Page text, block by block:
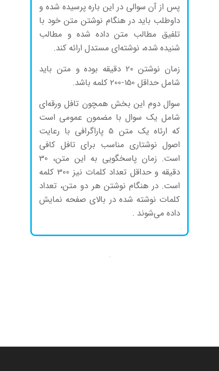
پس از آن سوالی در این باره پرسیده شده و
داوطلب باید در هنگام نوشتن متن خود با
تلفیق مطالب متن داده شده و مطالب
شنیده شده، نوشته‌ای مستدل ارائه کند.
زمان نوشتن 20 دقیقه بوده و متن باید
شامل حداقل 150-200 کلمه باشد.
سوال دوم این بخش همچون تافل ورقه‌ای
شامل یک سوال با مضمون عمومی است
که ارئاه یک متن 5 پاراگرافی با رعایت
اصول نوشتاری مناسب برای تافل کافی
است. زمان پاسخگویی به این متن، 30
دقیقه و حداقل تعداد کلمات نیز 300 کلمه
است. در هنگام نوشتن هر دو متن، تعداد
کلمات نوشته شده در بالای صفحه نمایش
داده می‌شوند .